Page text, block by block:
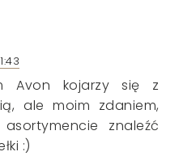
Avon kojarzy się z
ale moim zdaniem,
znaleźć
:)